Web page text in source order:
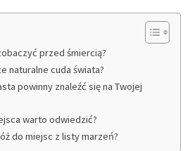
przed śmiercią?
naturalne cuda świata?
powinny znaleźć się na Twojej
warto odwiedzić?
do miejsc z listy marzeń?